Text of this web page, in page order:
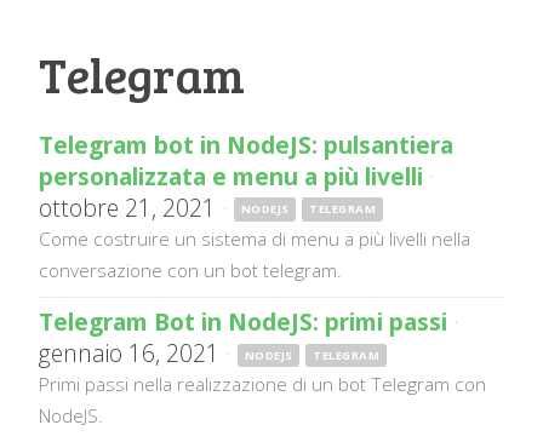
Telegram
Telegram bot in NodeJS: pulsantiera
personalizzata e menu a più livelli ·
ottobre 21, 2021 · NODEJS TELEGRAM
Come costruire un sistema di menu a più livelli nella
conversazione con un bot telegram.
Telegram Bot in NodeJS: primi passi ·
gennaio 16, 2021 · NODEJS TELEGRAM
Primi passi nella realizzazione di un bot Telegram con
NodeJS.